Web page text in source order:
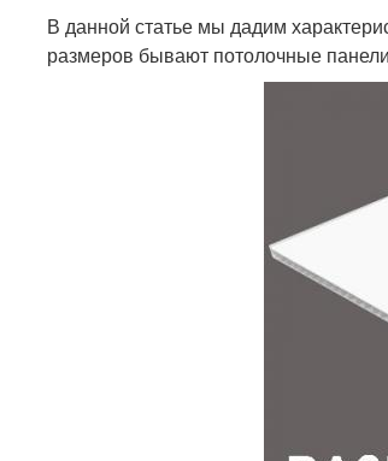
В данной статье мы дадим
размеров бывают потолочные